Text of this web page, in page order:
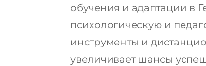
обучения и адаптации в
психологическую и
инструменты и
увеличивает шансы